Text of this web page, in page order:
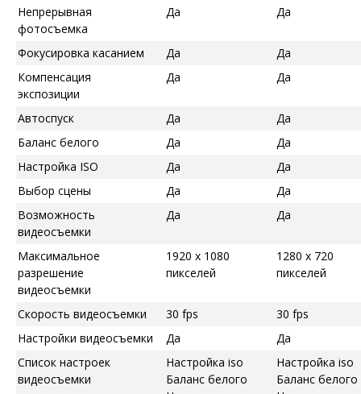
Непрерывная
фотосъемка
Да Да
Фокусировка касанием Да
Да
Компенсация
экспозиции
Да Да
Автоспуск Да
Да
Баланс белого
Да
Да
Настройка ISO
Да
Да
Выбор сцены
Да
Да
Возможность
видеосъемки
Да Да
Максимальное
разрешение
видеосъемки
1920 x 1080
пикселей
1280 x 720
пикселей
Скорость видеосъемки 30 fps
30 fps
Настройки видеосъемки
Да
Да
Список настроек
видеосъемки
Настройка iso
Баланс белого
Настройка iso
Баланс белого